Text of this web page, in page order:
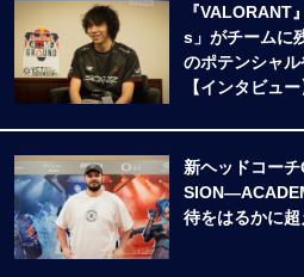
『VALORANT
s」がチームに
のポテンシャ
【インタビュー
新ヘッドコー
待をはるかに超